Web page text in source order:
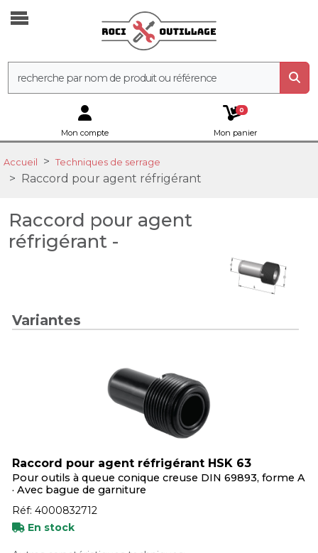
Mon compte
0
Mon panier
Accueil Techniques de serrage
Raccord pour agent réfrigérant
Raccord pour agent
réfrigérant -
Variantes
Raccord pour agent réfrigérant HSK 63
Pour outils à queue conique creuse DIN 69893, forme A
· Avec bague de garniture
Réf: 4000832712
En stock